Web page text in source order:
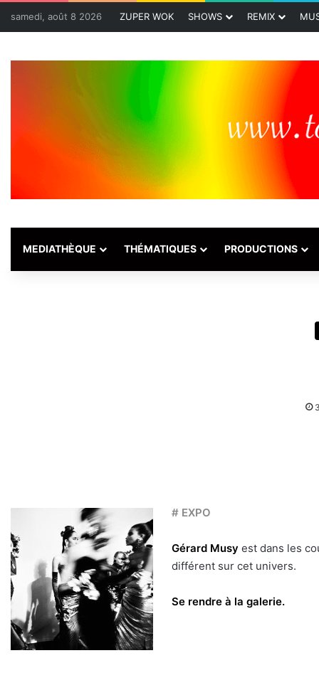
samedi, août 8 2026 ZUPER WOK SHOWS REMIX
MEDIATHÈQUE THÉMATIQUES PRODUCTIONS
# EXPO
Gérard Musy est dans les
différent sur cet univers.
Se rendre à la galerie.